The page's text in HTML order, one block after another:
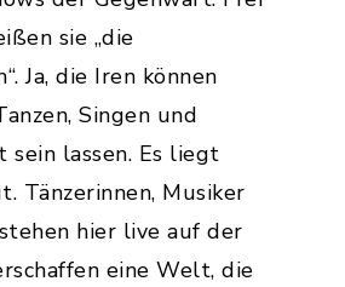
sie „die
Ja, die Iren können
Singen und
sein lassen. Es liegt
Tänzerinnen, Musiker
hier live auf der
eine Welt, die